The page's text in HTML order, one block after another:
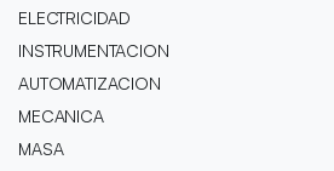
ELECTRICIDAD
INSTRUMENTACION
AUTOMATIZACION
MECANICA
MASA